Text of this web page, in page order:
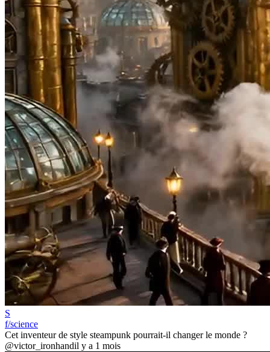
S
f/science
Cet inventeur de style steampunk pourrait-il changer le monde ?
@victor_ironhandil y a 1 mois